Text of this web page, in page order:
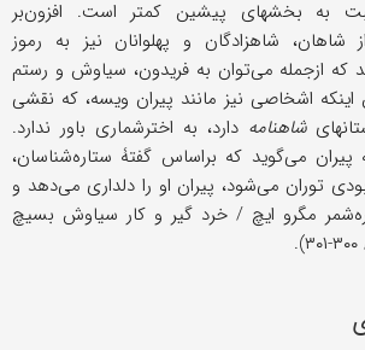
به بخشهای پیشین کمتر است. افزون‌بر
شاهان، شاهزادگان و پهلوانان نیز به رموز
که ازجمله می‌توان به فریدون، سیاوش و رستم
اینکه اشخاصی نیز مانند پیران ویسه، که نقشی
شاهنامهدارد، به اخترشماری باور ندارد.
پیران می‌گوید که براساس گفتۀ ستاره‌شناسان،
توران می‌شود، پیران او را دلداری می‌دهد و
مگرو ایچ / خرد گیر و کار سیاوش بسیچ